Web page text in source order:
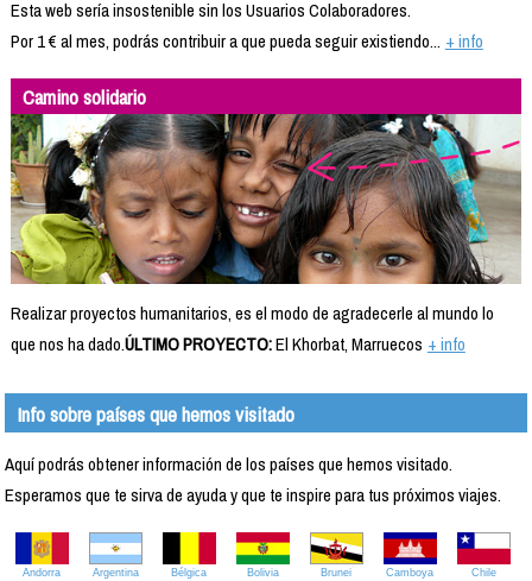
Esta web sería insostenible sin los Usuarios Colaboradores.
Por 1 € al mes, podrás contribuir a que pueda seguir existiendo... + info
Camino solidario
Realizar proyectos humanitarios, es el modo de agradecerle al mundo lo
que nos ha dado.ÚLTIMO PROYECTO:El Khorbat, Marruecos + info
Info sobre países que hemos visitado
Aquí podrás obtener información de los países que hemos visitado.
Esperamos que te sirva de ayuda y que te inspire para tus próximos viajes.
Andorra Argentina Bélgica Bolivia Brunei Camboya Chile